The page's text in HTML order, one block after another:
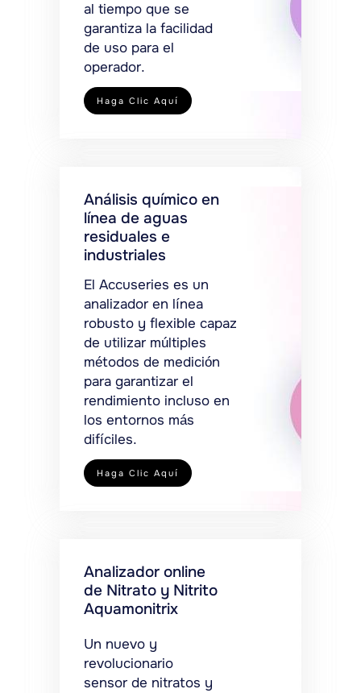
al tiempo que se
garantiza la facilidad
de uso para el
operador.
Haga Clic Aquí
Análisis químico en
línea de aguas
residuales e
industriales
El Accuseries es un
analizador en línea
robusto y flexible capaz
de utilizar múltiples
métodos de medición
para garantizar el
rendimiento incluso en
los entornos más
difíciles.
Haga Clic Aquí
Analizador online
de Nitrato y Nitrito
Aquamonitrix
Un nuevo y
revolucionario
sensor de nitratos y